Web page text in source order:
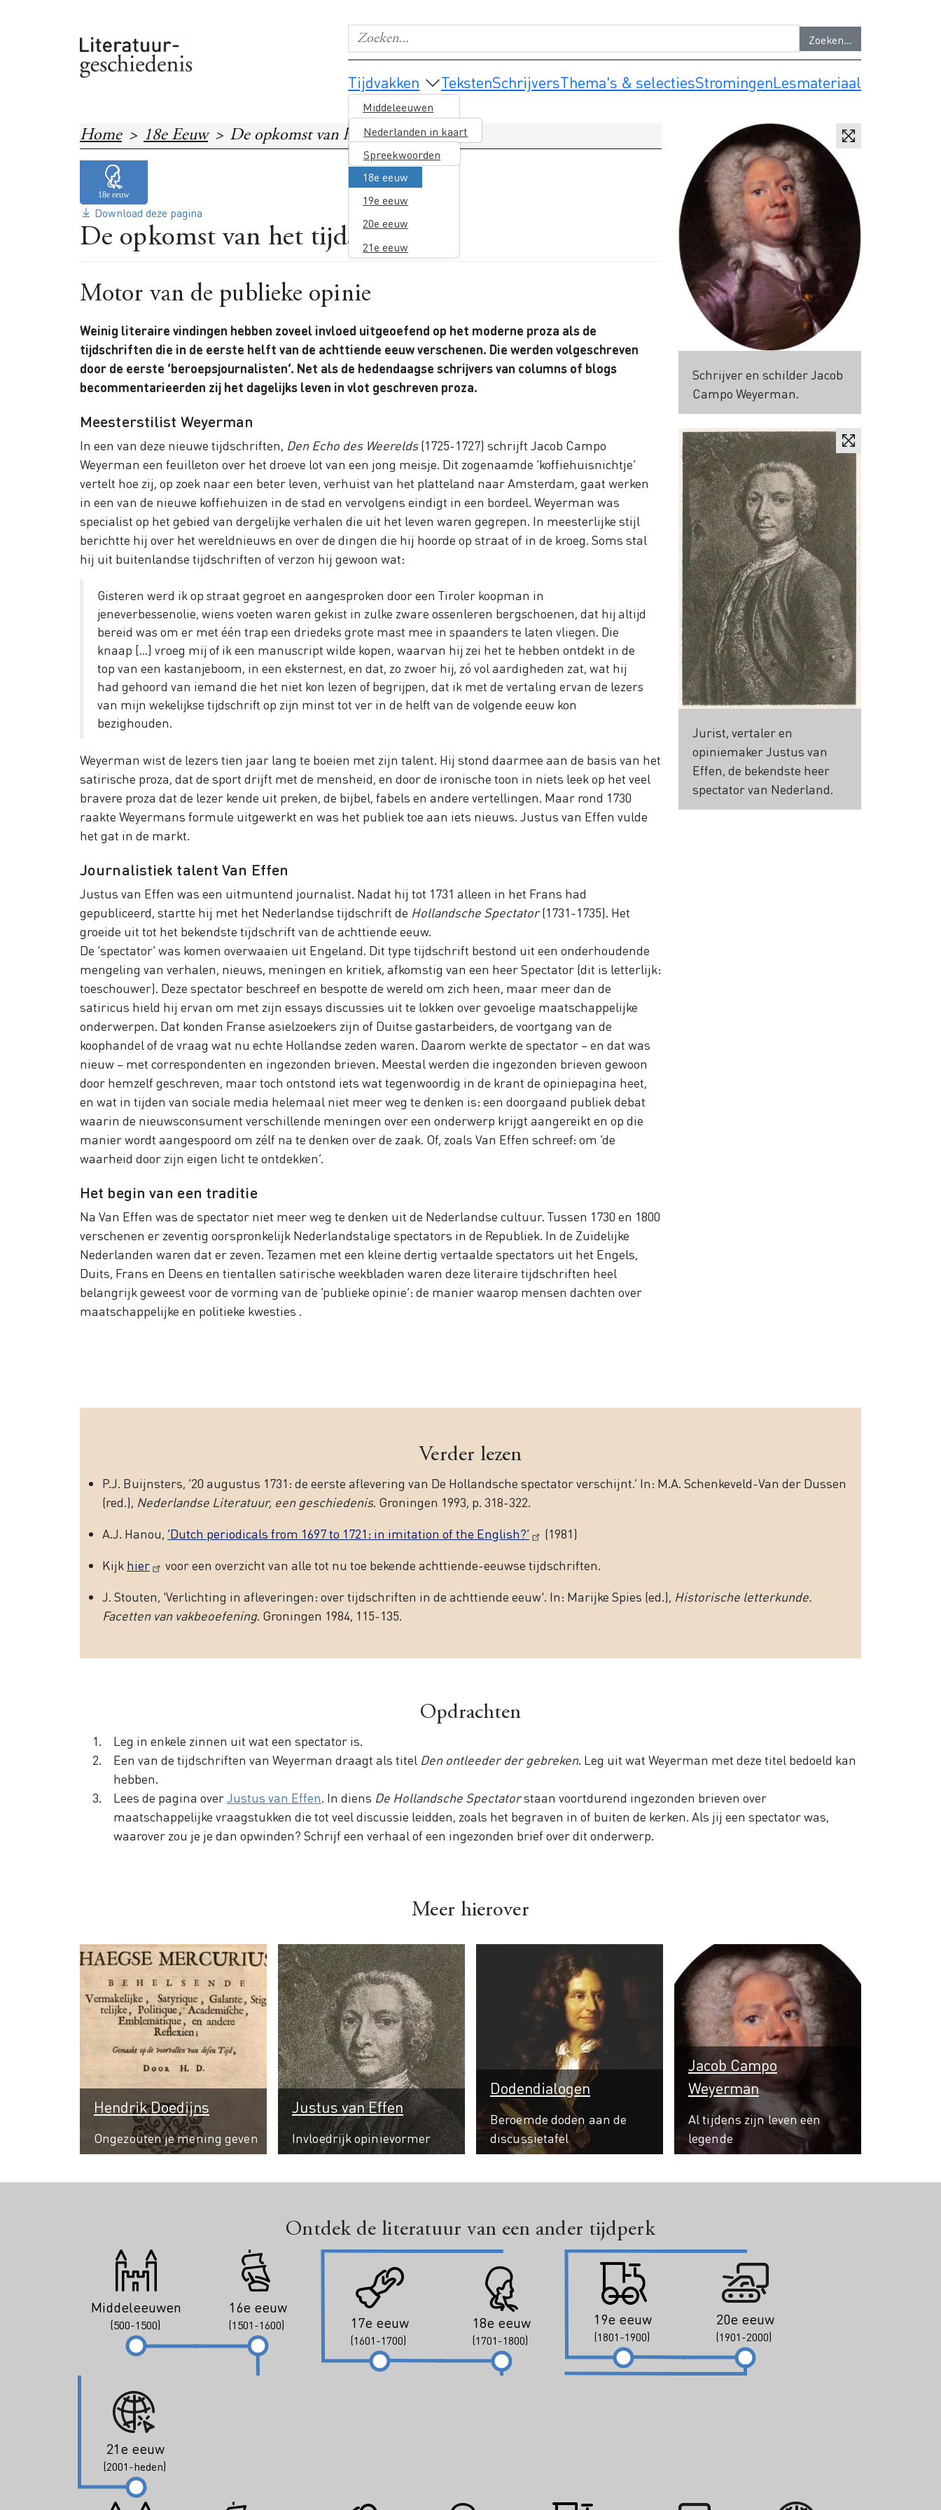
Zoeken...
Geef de woorden op waar je naar wilt zoeken.
Main navigation
Tijdvakken
Middeleeuwen
Nederlanden in kaart
16e eeuw
Spreekwoorden
17e eeuw
18e eeuw
19e eeuw
20e eeuw
21e eeuw
TekstenSchrijversThema's & selectiesStromingenLesmateriaal
Home 18e Eeuw De opkomst van het tijdschrift
Download deze pagina
De opkomst van het tijdschrift
Motor van de publieke opinie
Weinig literaire vindingen hebben zoveel invloed uitgeoefend op het moderne proza als de
tijdschriften die in de eerste helft van de achttiende eeuw verschenen. Die werden volgeschreven
door de eerste ‘beroepsjournalisten’. Net als de hedendaagse schrijvers van columns of blogs
becommentarieerden zij het dagelijks leven in vlot geschreven proza.
Meesterstilist Weyerman
In een van deze nieuwe tijdschriften, Den Echo des Weerelds(1725-1727) schrijft Jacob Campo
Weyerman een feuilleton over het droeve lot van een jong meisje. Dit zogenaamde ‘koffiehuisnichtje’
vertelt hoe zij, op zoek naar een beter leven, verhuist van het platteland naar Amsterdam, gaat werken
in een van de nieuwe koffiehuizen in de stad en vervolgens eindigt in een bordeel. Weyerman was
specialist op het gebied van dergelijke verhalen die uit het leven waren gegrepen. In meesterlijke stijl
berichtte hij over het wereldnieuws en over de dingen die hij hoorde op straat of in de kroeg. Soms stal
hij uit buitenlandse tijdschriften of verzon hij gewoon wat:
Gisteren werd ik op straat gegroet en aangesproken door een Tiroler koopman in
jeneverbessenolie, wiens voeten waren gekist in zulke zware ossenleren bergschoenen, dat hij altijd
bereid was om er met één trap een driedeks grote mast mee in spaanders te laten vliegen. Die
knaap […] vroeg mij of ik een manuscript wilde kopen, waarvan hij zei het te hebben ontdekt in de
top van een kastanjeboom, in een eksternest, en dat, zo zwoer hij, zó vol aardigheden zat, wat hij
had gehoord van iemand die het niet kon lezen of begrijpen, dat ik met de vertaling ervan de lezers
van mijn wekelijkse tijdschrift op zijn minst tot ver in de helft van de volgende eeuw kon
bezighouden.
Weyerman wist de lezers tien jaar lang te boeien met zijn talent. Hij stond daarmee aan de basis van het
satirische proza, dat de sport drijft met de mensheid, en door de ironische toon in niets leek op het veel
bravere proza dat de lezer kende uit preken, de bijbel, fabels en andere vertellingen. Maar rond 1730
raakte Weyermans formule uitgewerkt en was het publiek toe aan iets nieuws. Justus van Effen vulde
het gat in de markt.
Journalistiek talent Van Effen
Justus van Effen was een uitmuntend journalist. Nadat hij tot 1731 alleen in het Frans had
gepubliceerd, startte hij met het Nederlandse tijdschrift de Hollandsche Spectator(1731-1735). Het
groeide uit tot het bekendste tijdschrift van de achttiende eeuw.
De ‘spectator’ was komen overwaaien uit Engeland. Dit type tijdschrift bestond uit een onderhoudende
mengeling van verhalen, nieuws, meningen en kritiek, afkomstig van een heer Spectator (dit is letterlijk:
toeschouwer). Deze spectator beschreef en bespotte de wereld om zich heen, maar meer dan de
satiricus hield hij ervan om met zijn essays discussies uit te lokken over gevoelige maatschappelijke
onderwerpen. Dat konden Franse asielzoekers zijn of Duitse gastarbeiders, de voortgang van de
koophandel of de vraag wat nu echte Hollandse zeden waren. Daarom werkte de spectator – en dat was
nieuw – met correspondenten en ingezonden brieven. Meestal werden die ingezonden brieven gewoon
door hemzelf geschreven, maar toch ontstond iets wat tegenwoordig in de krant de opiniepagina heet,
en wat in tijden van sociale media helemaal niet meer weg te denken is: een doorgaand publiek debat
waarin de nieuwsconsument verschillende meningen over een onderwerp krijgt aangereikt en op die
manier wordt aangespoord om zélf na te denken over de zaak. Of, zoals Van Effen schreef: om ‘de
waarheid door zijn eigen licht te ontdekken’.
Het begin van een traditie
Na Van Effen was de spectator niet meer weg te denken uit de Nederlandse cultuur. Tussen 1730 en 1800
verschenen er zeventig oorspronkelijk Nederlandstalige spectators in de Republiek. In de Zuidelijke
Nederlanden waren dat er zeven. Tezamen met een kleine dertig vertaalde spectators uit het Engels,
Duits, Frans en Deens en tientallen satirische weekbladen waren deze literaire tijdschriften heel
belangrijk geweest voor de vorming van de ‘publieke opinie’: de manier waarop mensen dachten over
maatschappelijke en politieke kwesties .
Schrijver en schilder Jacob
Campo Weyerman.
Jurist, vertaler en
opiniemaker Justus van
Effen, de bekendste heer
spectator van Nederland.
Verder lezen
P.J. Buijnsters, ‘20 augustus 1731: de eerste aflevering van De Hollandsche spectator verschijnt.’ In: M.A. Schenkeveld-Van der Dussen
(red.), Nederlandse Literatuur, een geschiedenis. Groningen 1993, p. 318-322.
A.J. Hanou, ‘Dutch periodicals from 1697 to 1721: in imitation of the English?’
(1981)
Kijk hier
voor een overzicht van alle tot nu toe bekende achttiende-eeuwse tijdschriften.
J. Stouten, 'Verlichting in afleveringen: over tijdschriften in de achttiende eeuw'. In: Marijke Spies (ed.), Historische letterkunde.
Facetten van vakbeoefening. Groningen 1984, 115-135.
Opdrachten
Leg in enkele zinnen uit wat een spectator is.
Een van de tijdschriften van Weyerman draagt als titel Den ontleeder der gebreken. Leg uit wat Weyerman met deze titel bedoeld kan
hebben.
Lees de pagina overJustus van Effen. In diens De Hollandsche Spectatorstaan voortdurend ingezonden brieven over
maatschappelijke vraagstukken die tot veel discussie leidden, zoals het begraven in of buiten de kerken. Als jij een spectator was,
waarover zou je je dan opwinden? Schrijf een verhaal of een ingezonden brief over dit onderwerp.
Meer hierover
Hendrik Doedijns
Ongezouten je mening geven
Justus van Effen
Invloedrijk opinievormer
Dodendialogen
Beroemde doden aan de
discussietafel
Jacob Campo
Weyerman
Al tijdens zijn leven een
legende
Ontdek de literatuur van een ander tijdperk
Middeleeuwen
(500-1500)
16e eeuw
(1501-1600) 17e eeuw
(1601-1700)
18e eeuw
(1701-1800)
19e eeuw
(1801-1900)
20e eeuw
(1901-2000)
21e eeuw
(2001-heden)